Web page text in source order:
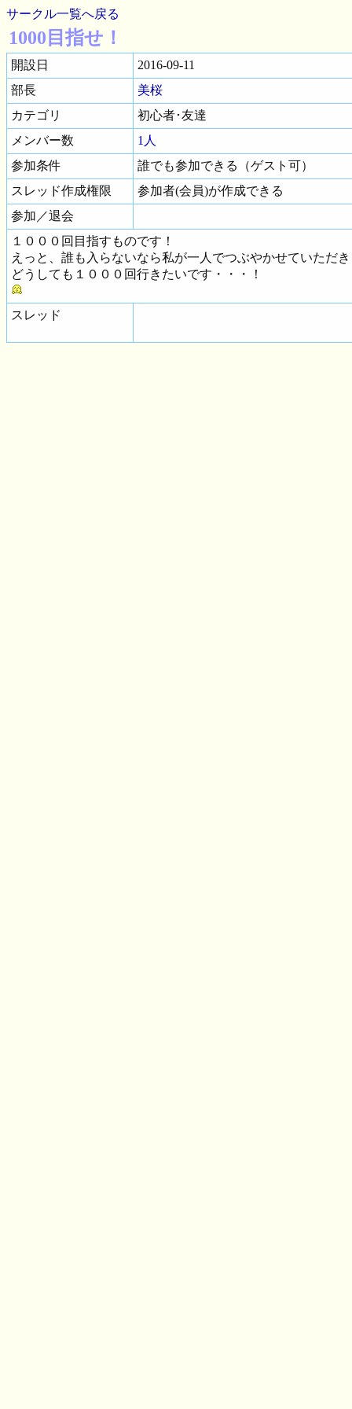
サークル一覧へ戻る
1000目指せ！
開設日
2016-09-11
部長
美桜
カテゴリ
初心者･友達
メンバー数
1人
参加条件
誰でも参加できる（ゲスト可）
スレッド作成権限
参加者(会員)が作成できる
参加／退会
１０００回目指すものです！
えっと、誰も入らないなら私が一人でつぶやかせていただ
どうしても１０００回行きたいです・・・！
スレッド